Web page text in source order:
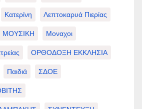
Κατερίνη Λεπτοκαρυά Πιερίας
ΜΟΥΣΙΚΗ Μοναχοι
ΟΡΘΟΔΟΞΗ ΕΚΚΛΗΣΙΑ
Παιδιά ΣΔΟΕ